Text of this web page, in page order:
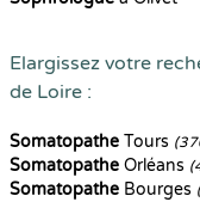
Elargissez votre
de Loire :
Somatopathe Tours
Somatopathe Orléans
Somatopathe Bourges